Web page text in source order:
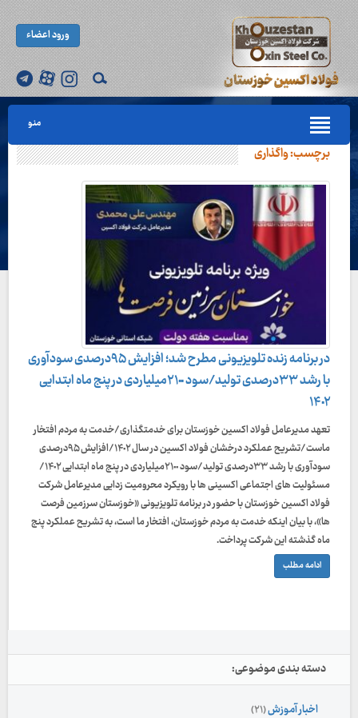
ورود اعضاء
منو
برچسب:واگذاری
در برنامه زنده تلویزیونی مطرح شد؛ افزایش ۹۵درصدی سودآوری
با رشد ۳۳درصدی تولید/سود ۲۱٠٠میلیاردی در پنج ماه ابتدایی
۱۴٠۲
تعهد مدیرعامل فولاد اکسین خوزستان برای خدمتگذاری/خدمت به مردم افتخار
ماست/تشریح عملکرد درخشان فولاد اکسین در سال ۱۴٠۲/افزایش ۹۵درصدی
سودآوری با رشد ۳۳درصدی تولید/سود ۲۱٠٠میلیاردی در پنج ماه ابتدایی ۱۴٠۲/
مسئولیت های اجتماعی اکسینی ها با رویکرد محرومیت زدایی مدیرعامل شرکت
فولاد اکسین خوزستان با حضور در برنامه تلویزیونی «خوزستان سرزمین فرصت
ها»، با بیان اینکه خدمت به مردم خوزستان، افتخار ما است، به تشریح عملکرد پنج
ماه گذشته این شرکت پرداخت.
ادامه مطلب
دسته بندی موضوعی:
اخبار آموزش(۲۱)